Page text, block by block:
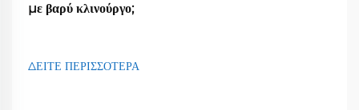
με βαρύ κλινούργο;
ΔΕΙΤΕ ΠΕΡΙΣΣΟΤΕΡΑ